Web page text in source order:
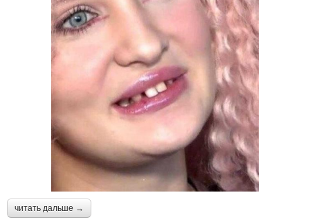
читать дальше →